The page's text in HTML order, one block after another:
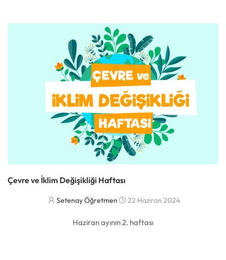
Çevre ve İklim Değişikliği Haftası
Setenay Öğretmen 22 Haziran 2024
Haziran ayının 2. haftası